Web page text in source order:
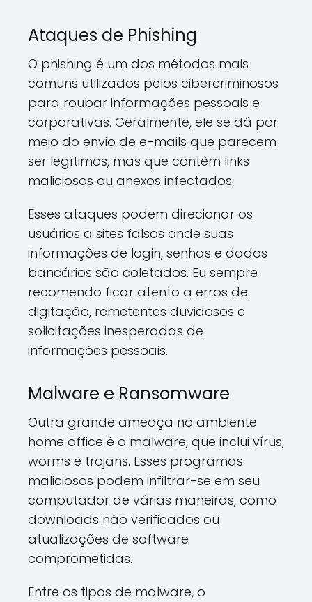
Ataques de Phishing
O phishing é um dos métodos mais
comuns utilizados pelos cibercriminosos
para roubar informações pessoais e
corporativas. Geralmente, ele se dá por
meio do envio de e-mails que parecem
ser legítimos, mas que contêm links
maliciosos ou anexos infectados.
Esses ataques podem direcionar os
usuários a sites falsos onde suas
informações de login, senhas e dados
bancários são coletados. Eu sempre
recomendo ficar atento a erros de
digitação, remetentes duvidosos e
solicitações inesperadas de
informações pessoais.
Malware e Ransomware
Outra grande ameaça no ambiente
home office é o malware, que inclui vírus,
worms e trojans. Esses programas
maliciosos podem infiltrar-se em seu
computador de várias maneiras, como
downloads não verificados ou
atualizações de software
comprometidas.
Entre os tipos de malware, o